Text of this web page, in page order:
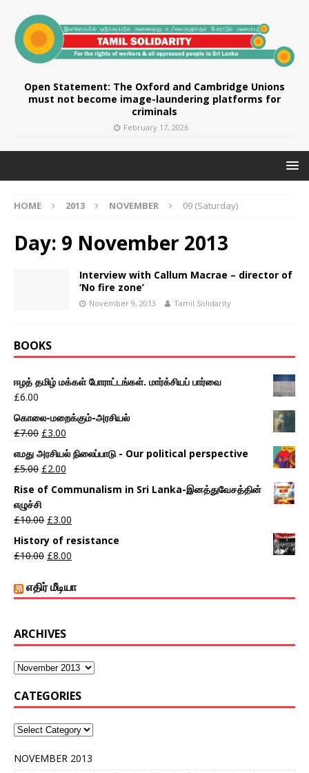
Open Statement: The Oxford and Cambridge Unions
must not become image-laundering platforms for
criminals
February 17, 2026
HOME 2013 NOVEMBER 09 (Saturday)
Day: 9 November 2013
Interview with Callum Macrae – director of
‘No fire zone’
November 9, 2013 Tamil Solidarity
BOOKS
ஈழத் தமிழ் மக்கள் போராட்டங்கள். மார்க்சியப் பார்வை
£6.00
கொலை-மறைக்கும்-அரசியல்
£7.00 £3.00
எமது அரசியல் நிலைப்பாடு - Our political perspective
£5.00 £2.00
Rise of Communalism in Sri Lanka-இனத்துவேசத்தின்
எழுச்சி
£10.00 £3.00
History of resistance
£10.00 £8.00
எதிர் மீடியா
ARCHIVES
CATEGORIES
NOVEMBER 2013